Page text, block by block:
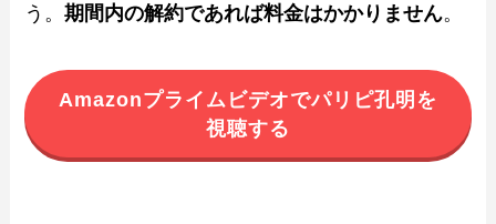
う。期間内の解約であれば料金はかかりません。
Amazonプライムビデオでパリピ孔明を
視聴する